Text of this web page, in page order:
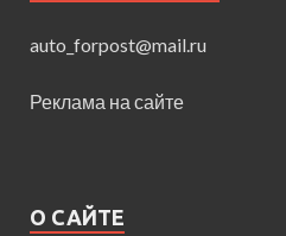
auto_forpost@mail.ru
Реклама на сайте
О САЙТЕ